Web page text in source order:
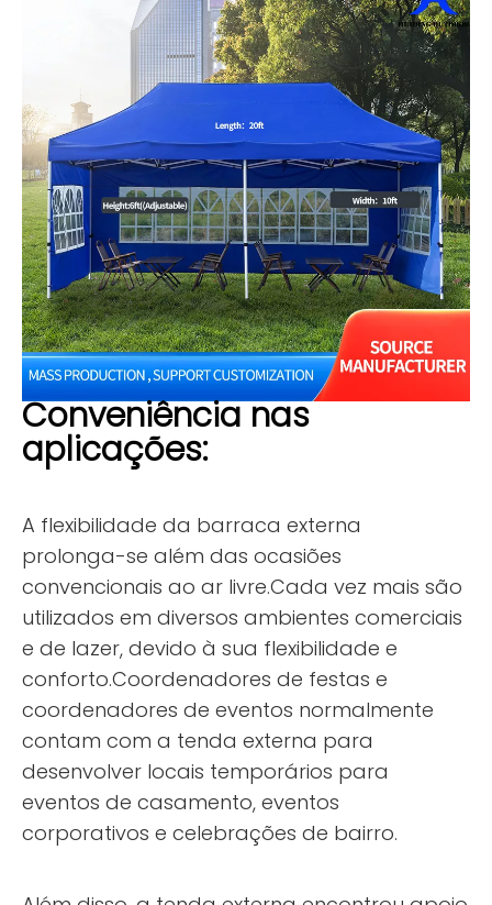
Conveniência nas
aplicações:
A flexibilidade da barraca externa
prolonga-se além das ocasiões
convencionais ao ar livre.Cada vez mais são
utilizados em diversos ambientes comerciais
e de lazer, devido à sua flexibilidade e
conforto.Coordenadores de festas e
coordenadores de eventos normalmente
contam com a tenda externa para
desenvolver locais temporários para
eventos de casamento, eventos
corporativos e celebrações de bairro.